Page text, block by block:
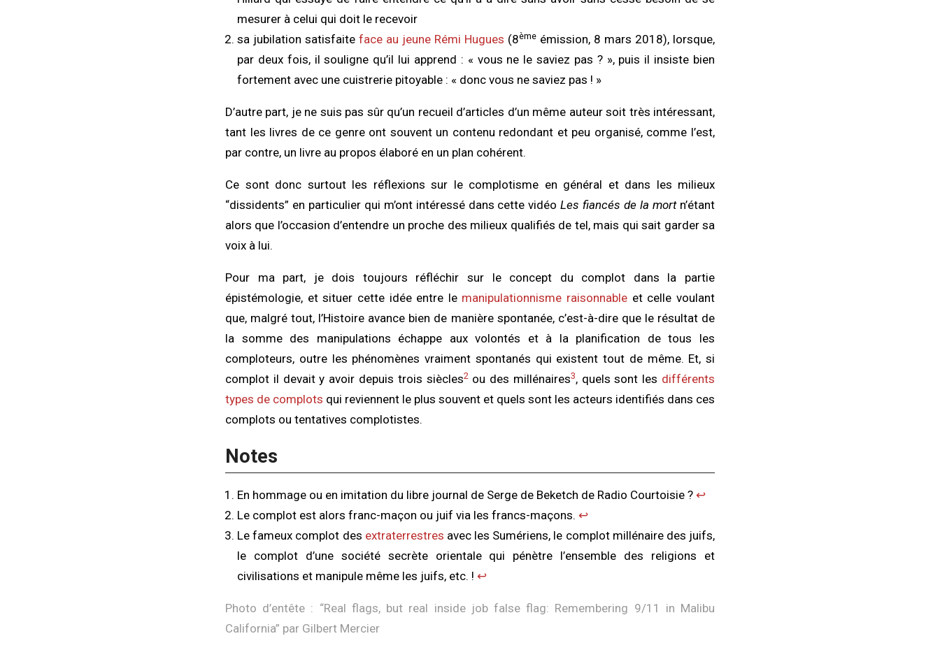
mesurer à celui qui doit le recevoir
sa jubilation satisfaite face au jeune Rémi Hugues (8ème émission, 8 mars 2018), lorsque,
par deux fois, il souligne qu’il lui apprend : « vous ne le saviez pas ? », puis il insiste bien
fortement avec une cuistrerie pitoyable : « donc vous ne saviez pas ! »
D’autre part, je ne suis pas sûr qu’un recueil d’articles d’un même auteur soit très intéressant,
tant les livres de ce genre ont souvent un contenu redondant et peu organisé, comme l’est,
par contre, un livre au propos élaboré en un plan cohérent.
Ce sont donc surtout les réflexions sur le complotisme en général et dans les milieux
“dissidents” en particulier qui m’ont intéressé dans cette vidéoLes fiancés de la mort n’étant
alors que l’occasion d’entendre un proche des milieux qualifiés de tel, mais qui sait garder sa
voix à lui.
Pour ma part, je dois toujours réfléchir sur le concept du complot dans la partie
épistémologie, et situer cette idée entre le manipulationnisme raisonnable et celle voulant
que, malgré tout, l’Histoire avance bien de manière spontanée, c’est-à-dire que le résultat de
la somme des manipulations échappe aux volontés et à la planification de tous les
comploteurs, outre les phénomènes vraiment spontanés qui existent tout de même. Et, si
complot il devait y avoir depuis trois siècles2ou des millénaires3, quels sont les différents
types de complots qui reviennent le plus souvent et quels sont les acteurs identifiés dans ces
complots ou tentatives complotistes.
Notes
En hommage ou en imitation du libre journal de Serge de Beketch de Radio Courtoisie ? ↩︎
Le complot est alors franc-maçon ou juif via les francs-maçons. ↩︎
Le fameux complot des extraterrestres avec les Sumériens, le complot millénaire des juifs,
le complot d’une société secrète orientale qui pénètre l’ensemble des religions et
civilisations et manipule même les juifs, etc. ! ↩︎
Photo d’entête : “Real flags, but real inside job false flag: Remembering 9/11 in Malibu
California” par Gilbert Mercier